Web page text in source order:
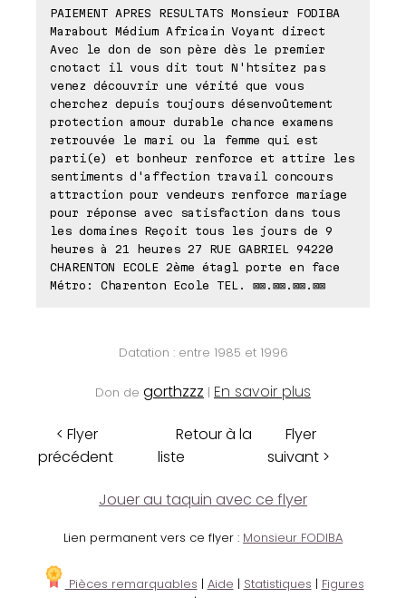
PAIEMENT APRES RESULTATS Monsieur FODIBA
Marabout Médium Africain Voyant direct
Avec le don de son père dès le premier
cnotact il vous dit tout N'htsitez pas
venez découvrir une vérité que vous
cherchez depuis toujours désenvoûtement
protection amour durable chance examens
retrouvée le mari ou la femme qui est
parti(e) et bonheur renforce et attire les
sentiments d'affection travail concours
attraction pour vendeurs renforce mariage
pour réponse avec satisfaction dans tous
les domaines Reçoit tous les jours de 9
heures à 21 heures 27 RUE GABRIEL 94220
CHARENTON ECOLE 2ème étagl porte en face
Métro: Charenton Ecole TEL. ⊠⊠.⊠⊠.⊠⊠.⊠⊠
Datation : entre 1985 et 1996
Don de gorthzzz | En savoir plus
< Flyer
précédent
Retour à la
liste
Flyer
suivant >
Jouer au taquin avec ce flyer
Lien permanent vers ce flyer : Monsieur FODIBA
Pièces remarquables | Aide | Statistiques | Figures